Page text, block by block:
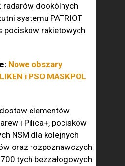
radarów dookólnych
systemu PATRIOT
pocisków rakietowych
Nowe obszary
i PSO MASKPOL
elementów
i Pilica+, pocisków
NSM dla kolejnych
oraz rozpoznawczych
tych bezzałogowych